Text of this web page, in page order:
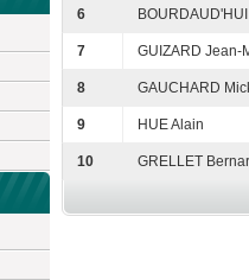
6
7 GUIZARD Jean-
8 GAUCHARD
9 HUE Alain
10 GRELLET